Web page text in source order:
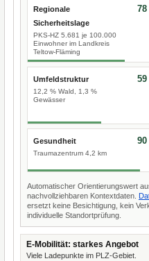
Regionale
Sicherheitslage
PKS-HZ 5.681 je 100.000
Einwohner im Landkreis
Teltow-Fläming
78
Umfeldstruktur
12,2 % Wald, 1,3 %
Gewässer
59
Gesundheit
Traumazentrum 4,2 km
90
Automatischer Orientierungswert
nachvollziehbaren Kontextdaten.
ersetzt keine Besichtigung, kein
individuelle Standortprüfung.
E-Mobilität: starkes Angebot
Viele Ladepunkte im PLZ-Gebiet.